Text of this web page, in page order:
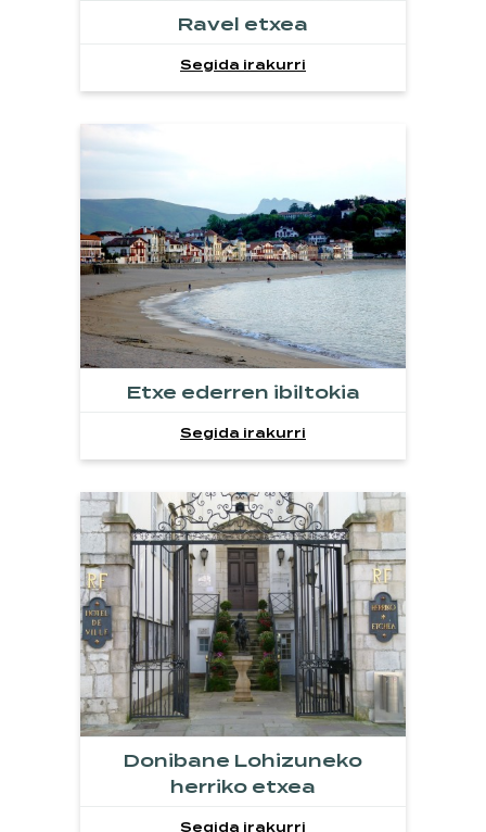
Ravel etxea
Segida irakurri
Etxe ederren ibiltokia
Segida irakurri
Donibane Lohizuneko
herriko etxea
Segida irakurri